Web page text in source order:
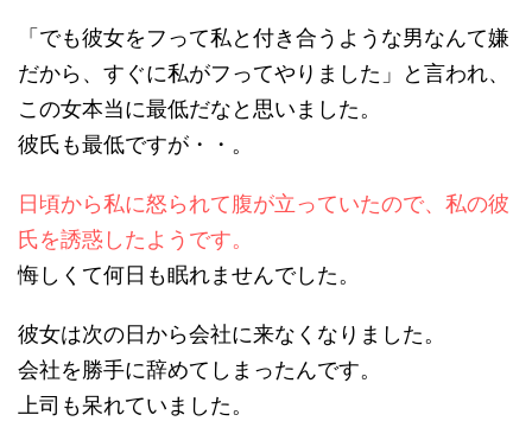
「でも彼女をフって私と付き合うような男なんて嫌
だから、すぐに私がフってやりました」と言われ、
この女本当に最低だなと思いました。
彼氏も最低ですが・・。
日頃から私に怒られて腹が立っていたので、私の彼
氏を誘惑したようです。
悔しくて何日も眠れませんでした。
彼女は次の日から会社に来なくなりました。
会社を勝手に辞めてしまったんです。
上司も呆れていました。